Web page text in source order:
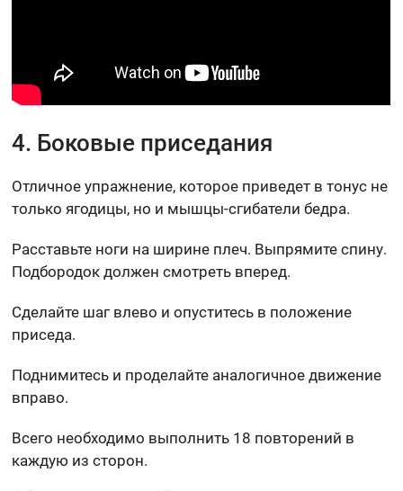
4. Боковые приседания
Отличное упражнение, которое приведет в тонус не
только ягодицы, но и мышцы-сгибатели бедра.
Расставьте ноги на ширине плеч. Выпрямите спину.
Подбородок должен смотреть вперед.
Сделайте шаг влево и опуститесь в положение
приседа.
Поднимитесь и проделайте аналогичное движение
вправо.
Всего необходимо выполнить 18 повторений в
каждую из сторон.